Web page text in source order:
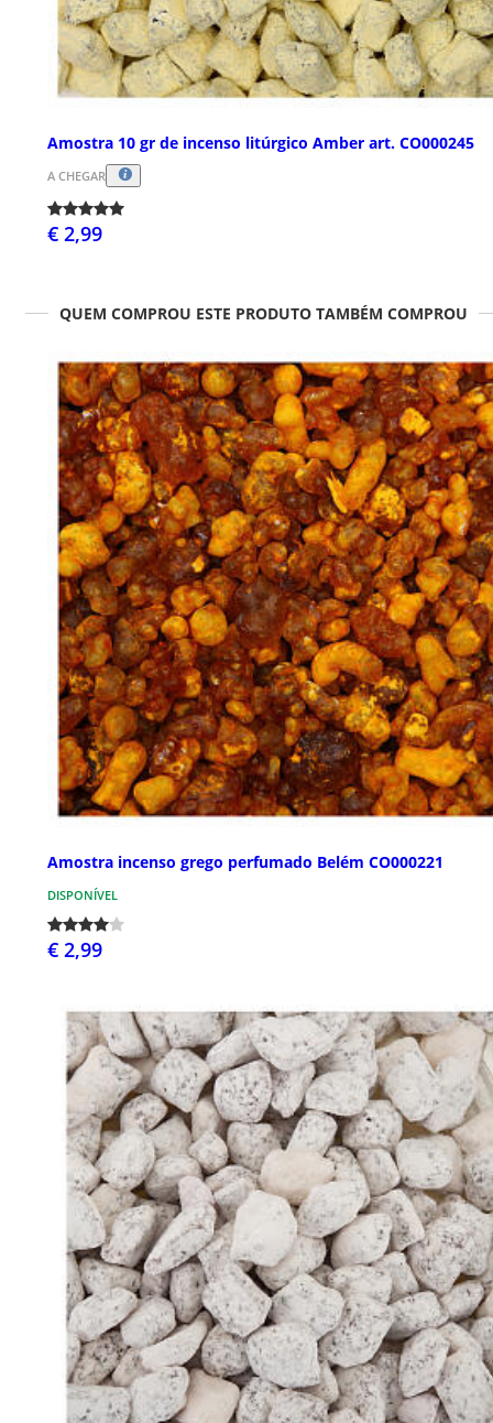
Amostra 10 gr de incenso litúrgico Amber art. CO000245
A CHEGAR
€ 2,99
QUEM COMPROU ESTE PRODUTO TAMBÉM COMPROU
Amostra incenso grego perfumado Belém CO000221
DISPONÍVEL
€ 2,99